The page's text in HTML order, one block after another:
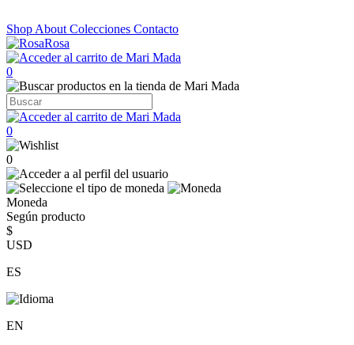
Shop About Colecciones Contacto
0
0
0
Moneda
Según producto
$
USD
ES
EN